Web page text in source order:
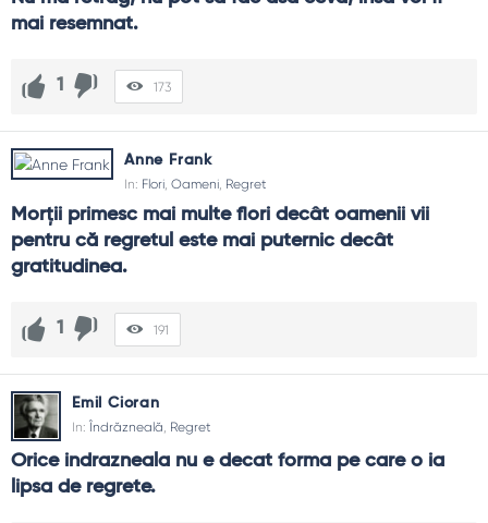
mai resemnat.
1 173
Anne Frank
In: Flori, Oameni, Regret
Morţii primesc mai multe flori decât oamenii vii
pentru că regretul este mai puternic decât
gratitudinea.
1 191
Emil Cioran
In: Îndrăzneală, Regret
Orice indrazneala nu e decat forma pe care o ia
lipsa de regrete.